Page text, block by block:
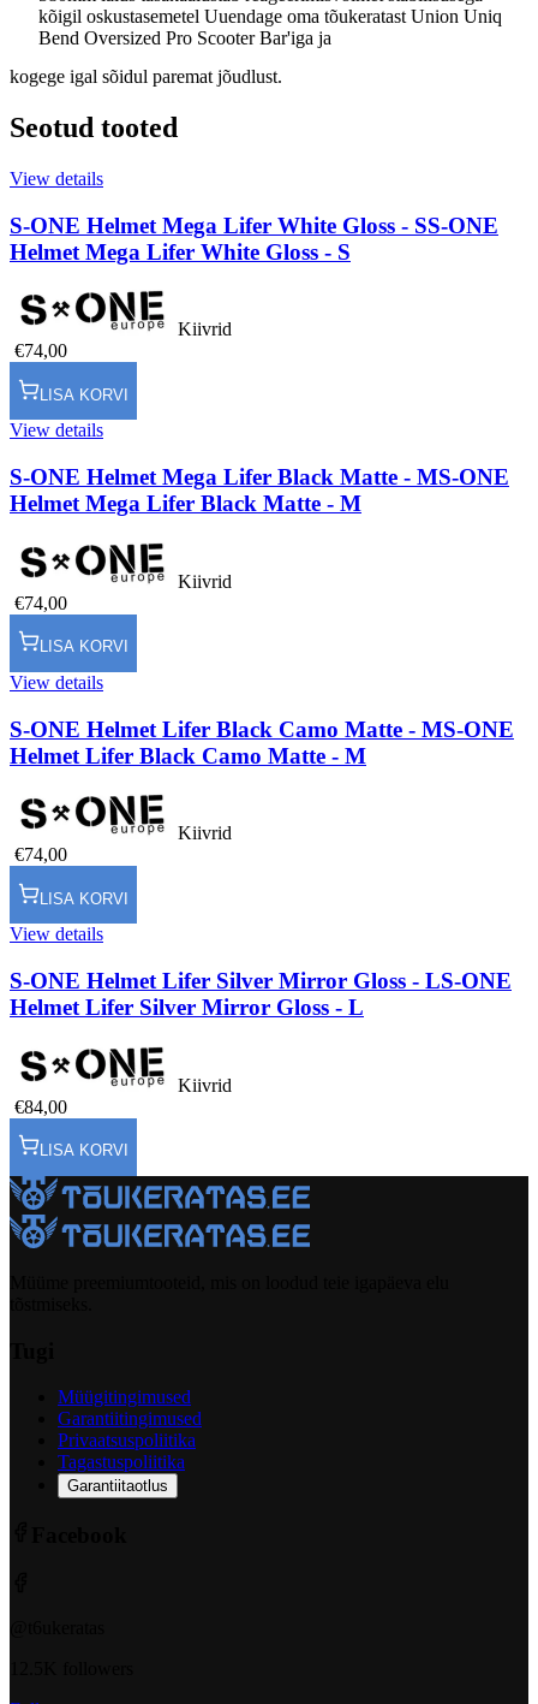
kõigil oskustasemetel Uuendage oma tõukeratast Union Uniq
Bend Oversized Pro Scooter Bar'iga ja
kogege igal sõidul paremat jõudlust.
Seotud tooted
View details
S-ONE Helmet Mega Lifer White Gloss - SS-ONE
Helmet Mega Lifer White Gloss - S
Kiivrid
€74,00
LISA KORVI
View details
S-ONE Helmet Mega Lifer Black Matte - MS-ONE
Helmet Mega Lifer Black Matte - M
Kiivrid
€74,00
LISA KORVI
View details
S-ONE Helmet Lifer Black Camo Matte - MS-ONE
Helmet Lifer Black Camo Matte - M
Kiivrid
€74,00
LISA KORVI
View details
S-ONE Helmet Lifer Silver Mirror Gloss - LS-ONE
Helmet Lifer Silver Mirror Gloss - L
Kiivrid
€84,00
LISA KORVI
Müügitingimused
Garantiitingimused
Privaatsuspoliitika
Tagastuspoliitika
Garantiitaotlus